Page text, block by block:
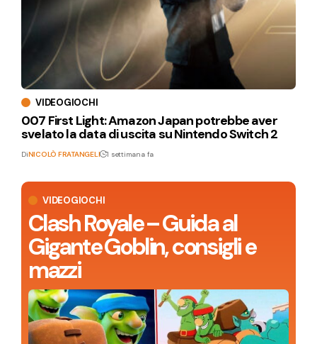
VIDEOGIOCHI
Clash Royale – Guida al
Gigante Goblin, consigli e
mazzi
VIDEOGIOCHI
007 First Light: Amazon Japan potrebbe aver
svelato la data di uscita su Nintendo Switch 2
DiNICOLÒ FRATANGELI 1 settimana fa